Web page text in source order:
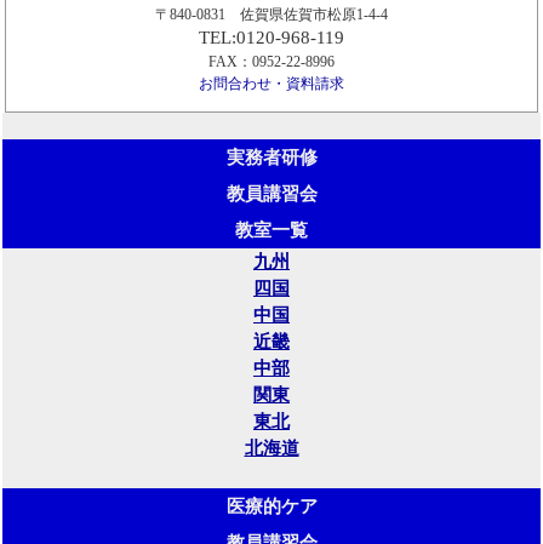
〒840-0831 佐賀県佐賀市松原1-4-4
TEL:0120-968-119
FAX：0952-22-8996
お問合わせ・資料請求
実務者研修
教員講習会
教室一覧
九州
四国
中国
近畿
中部
関東
東北
北海道
医療的ケア